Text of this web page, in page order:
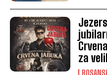
za